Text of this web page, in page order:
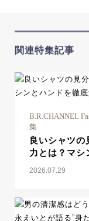
関連特集記事
B.R.CHANNEL
集
良いシャツ
力とは？マシ
2026.07.29